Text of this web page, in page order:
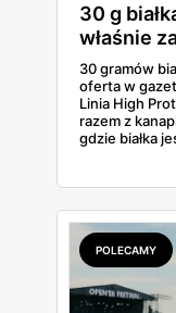
30 g
właśnie
30 gramów
oferta w
Linia High
razem z
gdzie białka
proszą o
pudełko od
POLECAMY